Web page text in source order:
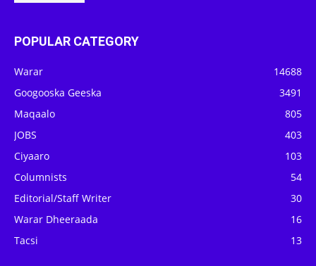
POPULAR CATEGORY
Warar
14688
Googooska Geeska
3491
Maqaalo
805
JOBS
403
Ciyaaro
103
Columnists
54
Editorial/Staff Writer
30
Warar Dheeraada
16
Tacsi
13